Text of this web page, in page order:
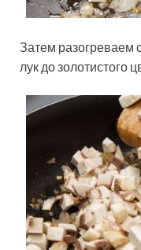
Затем разогреваем
лук до золотистого